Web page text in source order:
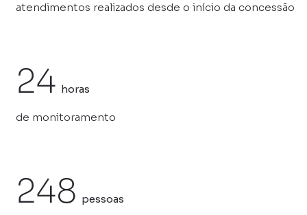
atendimentos realizados desde o início da concessão
24 horas
de monitoramento
248 pessoas